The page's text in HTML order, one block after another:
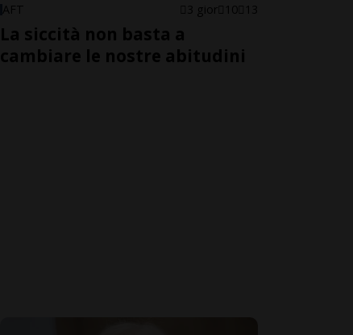
AFT 3 gior 10 13
La siccità non basta a
cambiare le nostre abitudini